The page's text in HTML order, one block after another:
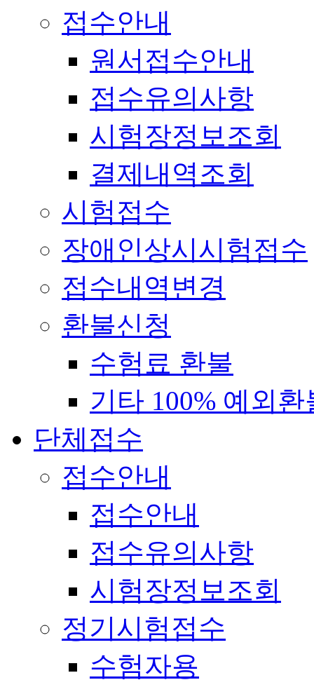
접수안내
원서접수안내
접수유의사항
시험장정보조회
결제내역조회
시험접수
장애인상시시험접수
접수내역변경
환불신청
수험료 환불
기타 100% 예외환
단체접수
접수안내
접수안내
접수유의사항
시험장정보조회
정기시험접수
수험자용